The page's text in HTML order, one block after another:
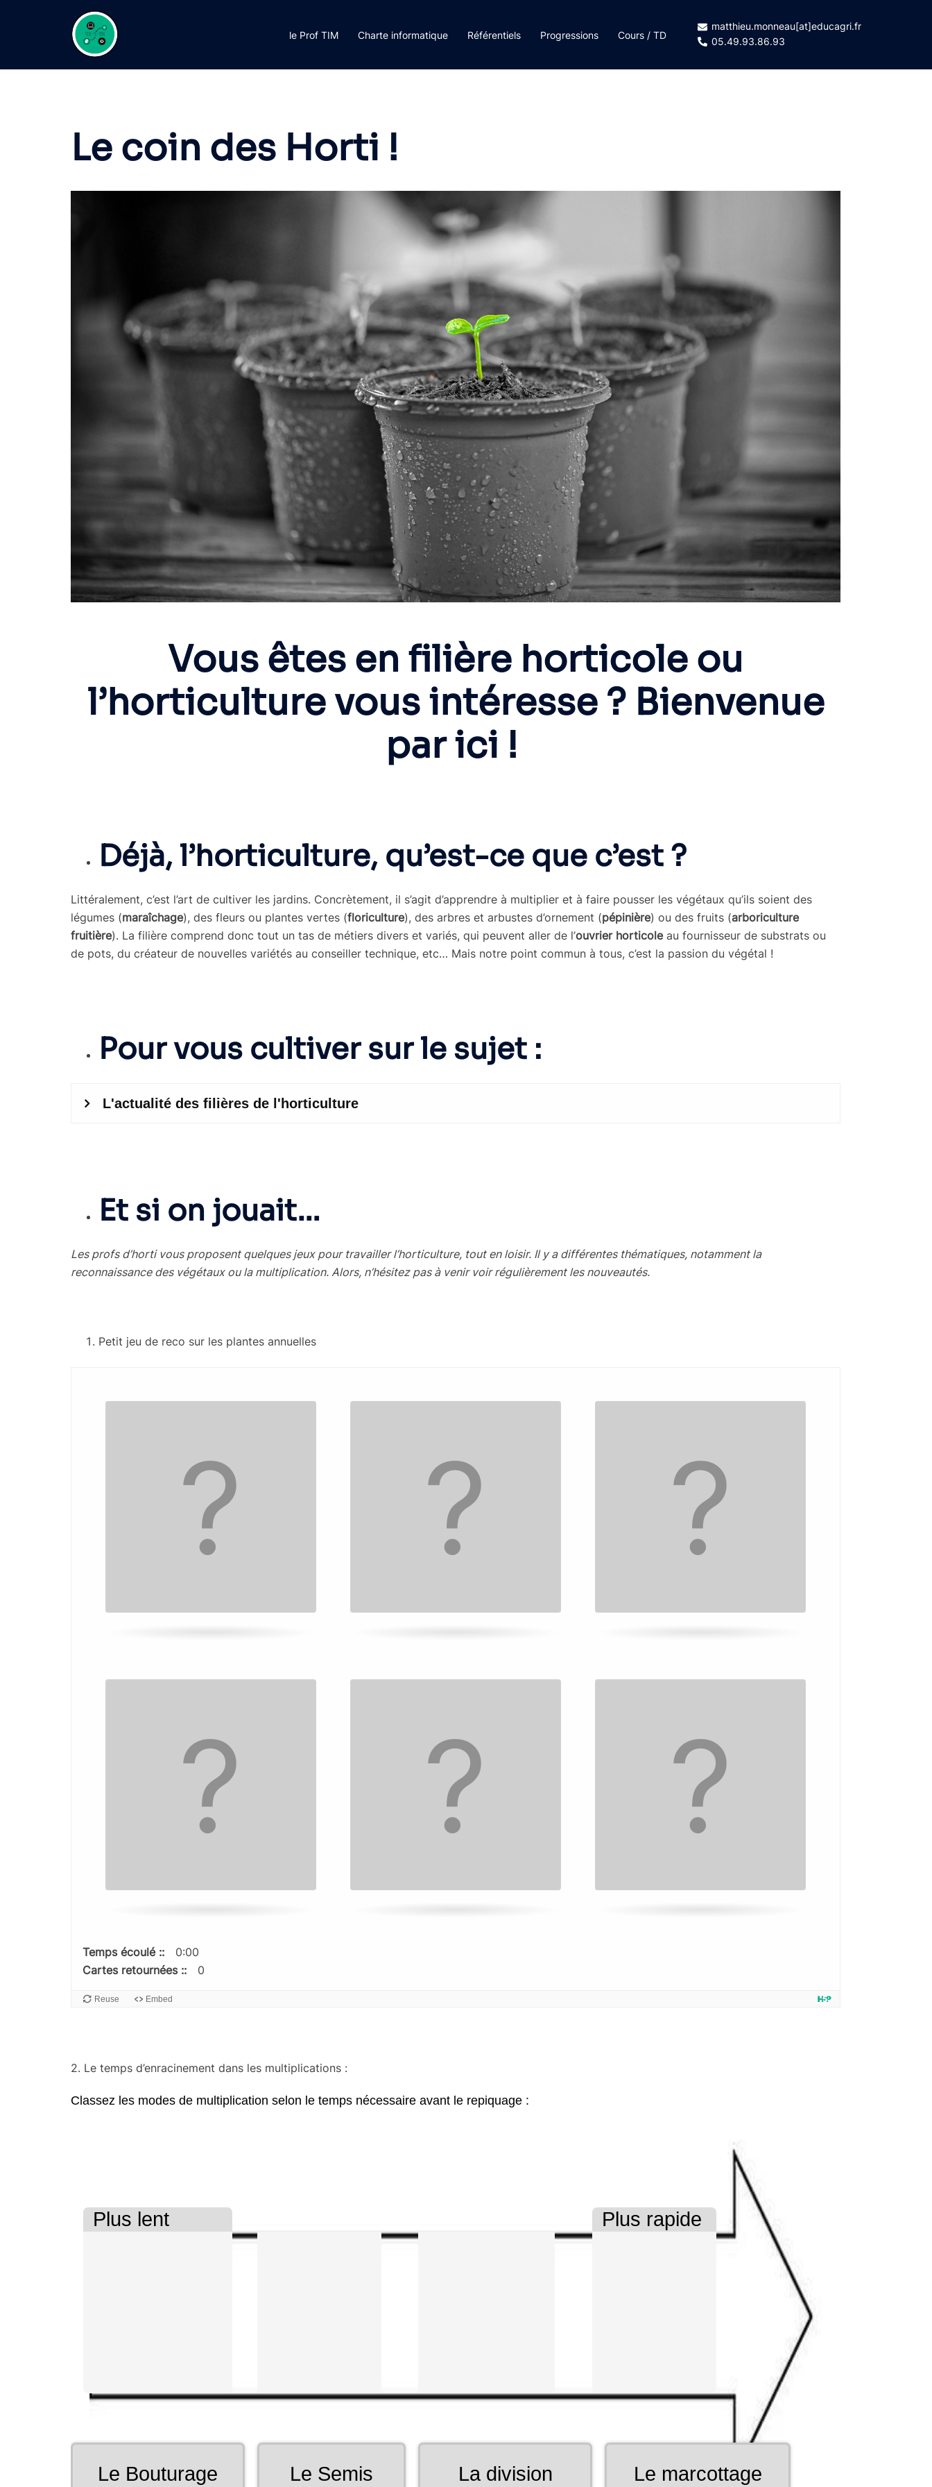
le Prof TIM Charte informatique Référentiels Progressions Cours / TD
matthieu.monneau[at]educagri.fr
05.49.93.86.93
Le coin des Horti !
Vous êtes en filière horticole ou
l’horticulture vous intéresse ? Bienvenue
par ici !
Déjà, l’horticulture, qu’est-ce que c’est ?
Littéralement, c’est l’art de cultiver les jardins. Concrètement, il s’agit d’apprendre à multiplier et à faire pousser les végétaux qu’ils soient des
légumes (maraîchage), des fleurs ou plantes vertes (floriculture), des arbres et arbustes d’ornement (pépinière) ou des fruits (arboriculture
fruitière). La filière comprend donc tout un tas de métiers divers et variés, qui peuvent aller de l’ouvrier horticoleau fournisseur de substrats ou
de pots, du créateur de nouvelles variétés au conseiller technique, etc… Mais notre point commun à tous, c’est la passion du végétal !
Pour vous cultiver sur le sujet :
Et si on jouait…
Les profs d’horti vous proposent quelques jeux pour travailler l’horticulture, tout en loisir. Il y a différentes thématiques, notamment la
reconnaissance des végétaux ou la multiplication. Alors, n’hésitez pas à venir voir régulièrement les nouveautés.
Petit jeu de reco sur les plantes annuelles
Temps écoulé :
0:00
Cartes retournées :
0
Reuse Embed
2. Le temps d’enracinement dans les multiplications :